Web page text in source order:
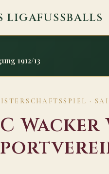
LIGAFUSSBALLS
1912/13
·
Wacker